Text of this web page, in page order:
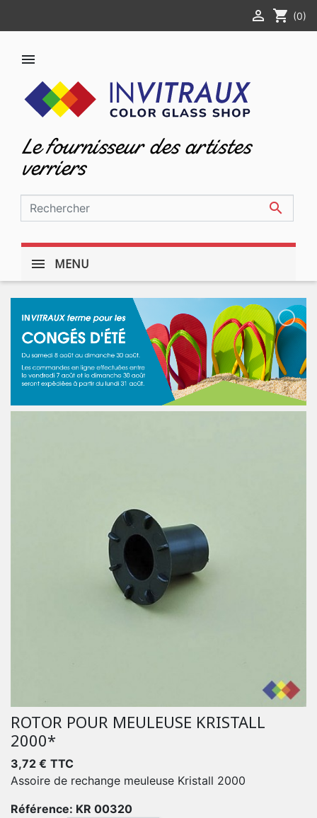
 shopping_cart (0)

Le fournisseur des artistes
verriers

MENU
ROTOR POUR MEULEUSE KRISTALL
2000*
3,72 € TTC
Assoire de rechange meuleuse Kristall 2000
Référence: KR 00320